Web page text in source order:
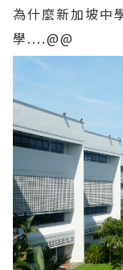
為什麼新加坡中
學....@@